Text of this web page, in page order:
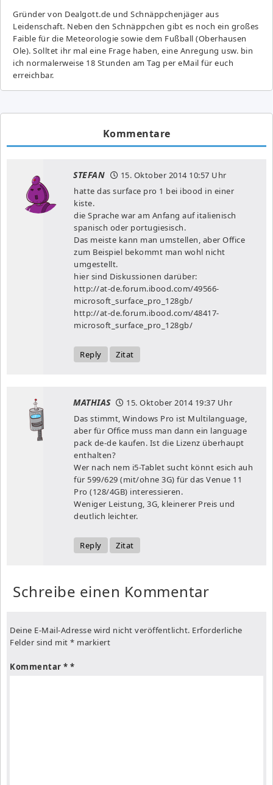
Gründer von Dealgott.de und Schnäppchenjäger aus
Leidenschaft. Neben den Schnäppchen gibt es noch ein großes
Fai­ble für die Meteorologie sowie dem Fußball (Oberhausen
Ole). Solltet ihr mal eine Frage haben, eine Anregung usw. bin
ich normalerweise 18 Stunden am Tag per eMail für euch
erreichbar.
Kommentare
STEFAN 15. Oktober 201410:57 Uhr
hatte das surface pro 1 bei ibood in einer
kiste.
die Sprache war am Anfang auf italienisch
spanisch oder portugiesisch.
Das meiste kann man umstellen, aber Office
zum Beispiel bekommt man wohl nicht
umgestellt.
hier sind Diskussionen darüber:
http://at-de.forum.ibood.com/49566-
microsoft_surface_pro_128gb/
http://at-de.forum.ibood.com/48417-
microsoft_surface_pro_128gb/
Reply Zitat
MATHIAS 15. Oktober 201419:37 Uhr
Das stimmt, Windows Pro ist Multilanguage,
aber für Office muss man dann ein language
pack de-de kaufen. Ist die Lizenz überhaupt
enthalten?
Wer nach nem i5-Tablet sucht könnt esich auh
für 599/629 (mit/ohne 3G) für das Venue 11
Pro (128/4GB) interessieren.
Weniger Leistung, 3G, kleinerer Preis und
deutlich leichter.
Reply Zitat
Schreibe einen Kommentar
Deine E-Mail-Adresse wird nicht veröffentlicht. Erforderliche
Felder sind mit * markiert
Kommentar *